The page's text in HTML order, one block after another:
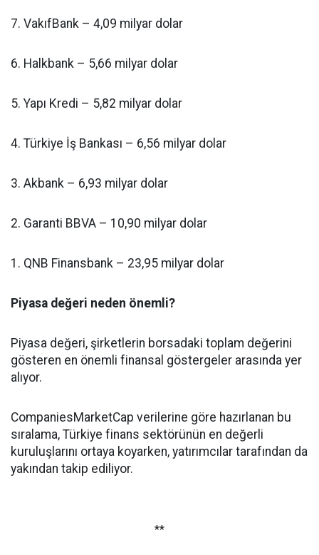
7. VakıfBank – 4,09 milyar dolar
6. Halkbank – 5,66 milyar dolar
5. Yapı Kredi – 5,82 milyar dolar
4. Türkiye İş Bankası – 6,56 milyar dolar
3. Akbank – 6,93 milyar dolar
2. Garanti BBVA – 10,90 milyar dolar
1. QNB Finansbank – 23,95 milyar dolar
Piyasa değeri neden önemli?
Piyasa değeri, şirketlerin borsadaki toplam değerini
gösteren en önemli finansal göstergeler arasında yer
alıyor.
CompaniesMarketCap verilerine göre hazırlanan bu
sıralama, Türkiye finans sektörünün en değerli
kuruluşlarını ortaya koyarken, yatırımcılar tarafından da
yakından takip ediliyor.
**